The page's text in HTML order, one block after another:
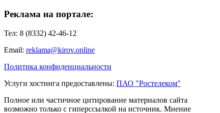
Реклама на портале:
Тел: 8 (8332) 42-46-12
Email: reklama@kirov.online
Политика конфиденциальности
Услуги хостинга предоставлены: ПАО "Ростелеком"
Полное или частичное цитирование материалов сайта
возможно только с гиперссылкой на источник. Мнение